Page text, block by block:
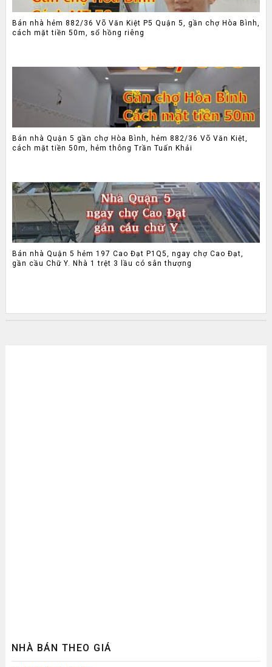
Bán nhà hẻm 882/36 Võ Văn Kiệt P5 Quận 5, gần chợ Hòa Bình,
cách mặt tiền 50m, sổ hồng riêng
Bán nhà Quận 5 gần chợ Hòa Bình, hẻm 882/36 Võ Văn Kiệt,
cách mặt tiền 50m, hẻm thông Trần Tuấn Khải
Bán nhà Quận 5 hẻm 197 Cao Đạt P1Q5, ngay chợ Cao Đạt,
gần cầu Chữ Y. Nhà 1 trệt 3 lầu có sân thượng
NHÀ BÁN THEO GIÁ